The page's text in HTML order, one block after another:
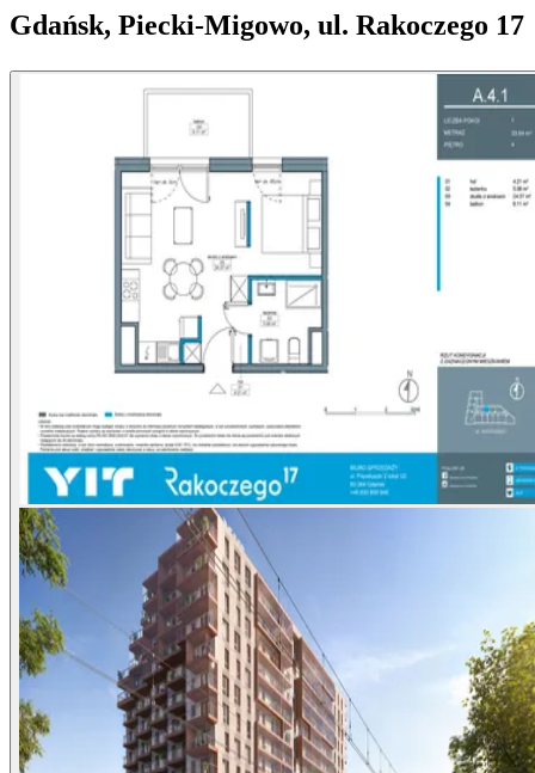
Gdańsk, Piecki-Migowo, ul. Rakoczego 17